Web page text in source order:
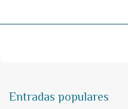
Entradas populares